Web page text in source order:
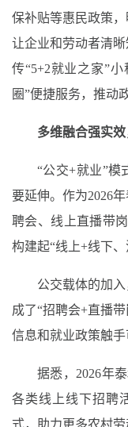
保补贴等惠民政策
让企业和劳动者清
传“5+2就业之家”
圈”便捷服务，推动
多维融合强实
“公交+就业”模
要延伸。作为2026
聘会、线上直播带
构建起“线上+线下
公交载体的加
成了“招聘会+直播
信息和就业政策触手
据悉，2026年
各类线上线下招聘
式，助力更多农村